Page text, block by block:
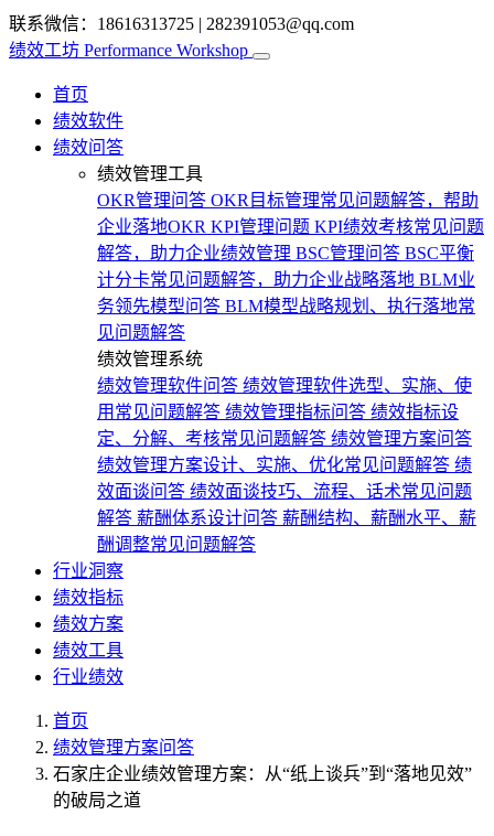
联系微信：18616313725 | 282391053@qq.com
绩效工坊 Performance Workshop
首页
绩效软件
绩效问答
绩效管理工具
OKR管理问答 OKR目标管理常见问题解答，帮助
企业落地OKR KPI管理问题 KPI绩效考核常见问题
解答，助力企业绩效管理 BSC管理问答 BSC平衡
计分卡常见问题解答，助力企业战略落地 BLM业
务领先模型问答 BLM模型战略规划、执行落地常
见问题解答
绩效管理系统
绩效管理软件问答 绩效管理软件选型、实施、使
用常见问题解答 绩效管理指标问答 绩效指标设
定、分解、考核常见问题解答 绩效管理方案问答
绩效管理方案设计、实施、优化常见问题解答 绩
效面谈问答 绩效面谈技巧、流程、话术常见问题
解答 薪酬体系设计问答 薪酬结构、薪酬水平、薪
酬调整常见问题解答
行业洞察
绩效指标
绩效方案
绩效工具
行业绩效
首页
绩效管理方案问答
石家庄企业绩效管理方案：从“纸上谈兵”到“落地见效”
的破局之道